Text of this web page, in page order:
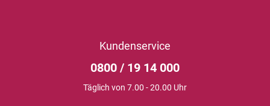
Kundenservice
0800 / 19 14 000
Täglich von 7.00 - 20.00 Uhr